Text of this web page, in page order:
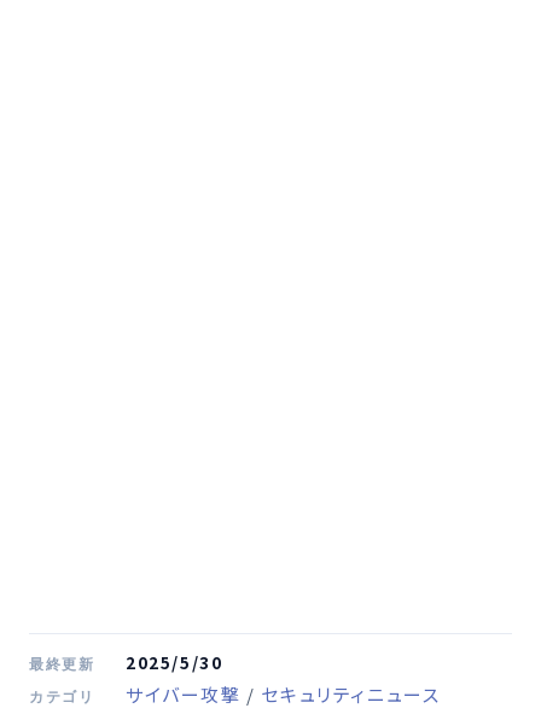
最終更新 2025/5/30
カテゴリ サイバー攻撃 / セキュリティニュース